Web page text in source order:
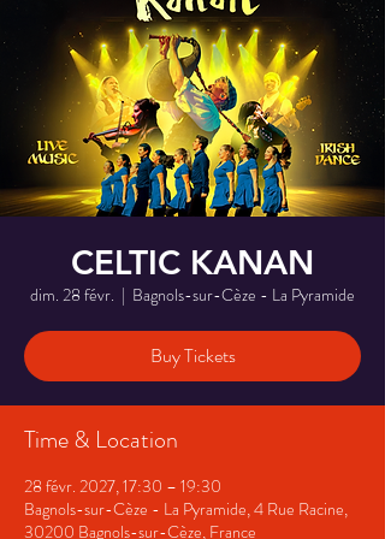
CELTIC KANAN
dim. 28 févr.
  |
Bagnols-sur-Cèze - La Pyramide
Buy Tickets
Time & Location
28 févr. 2027, 17:30 – 19:30
Bagnols-sur-Cèze - La Pyramide, 4 Rue Racine,
30200 Bagnols-sur-Cèze, France